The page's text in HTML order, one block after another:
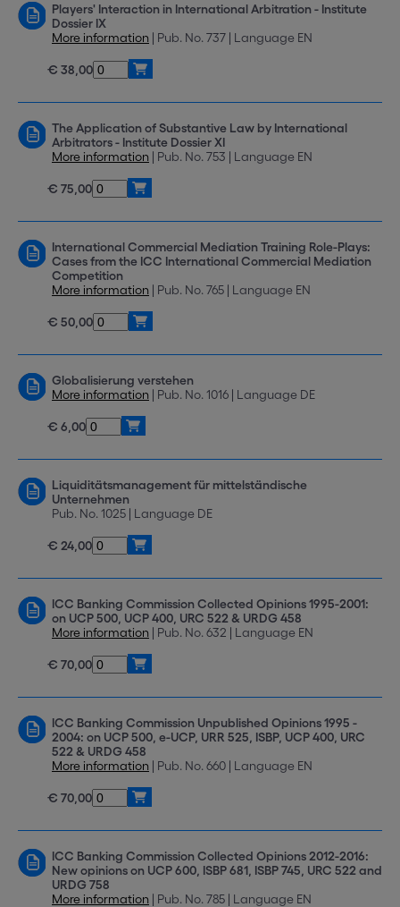
Players' Interaction in International Arbitration - Institute
Dossier IX
More information | Pub. No. 737 | Language EN
€ 38,00
The Application of Substantive Law by International
Arbitrators - Institute Dossier XI
More information | Pub. No. 753 | Language EN
€ 75,00
International Commercial Mediation Training Role-Plays:
Cases from the ICC International Commercial Mediation
Competition
More information | Pub. No. 765 | Language EN
€ 50,00
Globalisierung verstehen
More information | Pub. No. 1016 | Language DE
€ 6,00
Liquiditätsmanagement für mittelständische
Unternehmen
Pub. No. 1025 | Language DE
€ 24,00
ICC Banking Commission Collected Opinions 1995-2001:
on UCP 500, UCP 400, URC 522 & URDG 458
More information | Pub. No. 632 | Language EN
€ 70,00
ICC Banking Commission Unpublished Opinions 1995 -
2004: on UCP 500, e-UCP, URR 525, ISBP, UCP 400, URC
522 & URDG 458
More information | Pub. No. 660 | Language EN
€ 70,00
ICC Banking Commission Collected Opinions 2012-2016:
New opinions on UCP 600, ISBP 681, ISBP 745, URC 522 and
URDG 758
More information | Pub. No. 785 | Language EN